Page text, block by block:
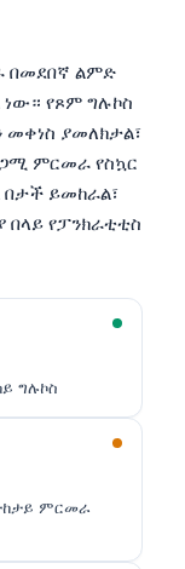
በመደበኛ ልምድ
የጾም ግሉኮስ
መቀነስ ያመለክታል፣
ምርመራ የስኳር
በታች ይመከራል፣
በላይ የፓንክራቲቲስ
ግሉኮስ
ምርመራ